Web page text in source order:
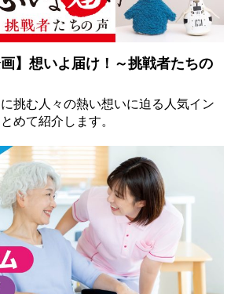
画】想いよ届け！～挑戦者たちの
挑む人々の熱い想いに迫る人気イン
めて紹介します。